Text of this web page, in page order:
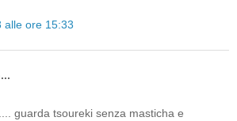
alle ore 15:33
guarda tsoureki senza masticha e